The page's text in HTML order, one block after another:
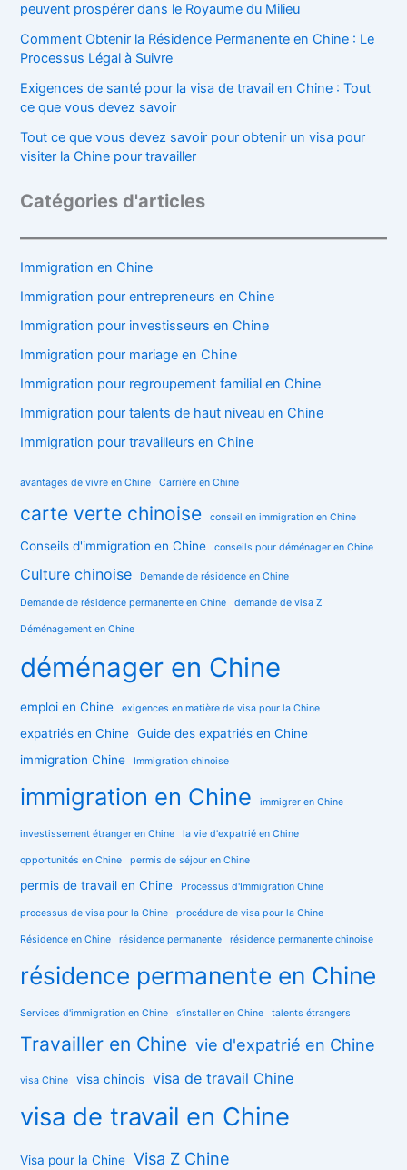
peuvent prospérer dans le Royaume du Milieu
Comment Obtenir la Résidence Permanente en Chine : Le
Processus Légal à Suivre
Exigences de santé pour la visa de travail en Chine : Tout
ce que vous devez savoir
Tout ce que vous devez savoir pour obtenir un visa pour
visiter la Chine pour travailler
Catégories d'articles
Immigration en Chine
Immigration pour entrepreneurs en Chine
Immigration pour investisseurs en Chine
Immigration pour mariage en Chine
Immigration pour regroupement familial en Chine
Immigration pour talents de haut niveau en Chine
Immigration pour travailleurs en Chine
avantages de vivre en Chine Carrière en Chine
carte verte chinoise conseil en immigration en Chine
Conseils d'immigration en Chine conseils pour déménager en Chine
Culture chinoise Demande de résidence en Chine
Demande de résidence permanente en Chine demande de visa Z
Déménagement en Chine
déménager en Chine
emploi en Chine exigences en matière de visa pour la Chine
expatriés en Chine Guide des expatriés en Chine
immigration Chine
Immigration chinoise
immigration en Chine immigrer en Chine
investissement étranger en Chine la vie d'expatrié en Chine
opportunités en Chine permis de séjour en Chine
permis de travail en Chine Processus d'Immigration Chine
processus de visa pour la Chine procédure de visa pour la Chine
Résidence en Chine résidence permanente résidence permanente chinoise
résidence permanente en Chine
Services d'immigration en Chine s’installer en Chine talents étrangers
Travailler en Chine vie d'expatrié en Chine
visa Chine visa chinois visa de travail Chine
visa de travail en Chine
Visa pour la Chine Visa Z Chine